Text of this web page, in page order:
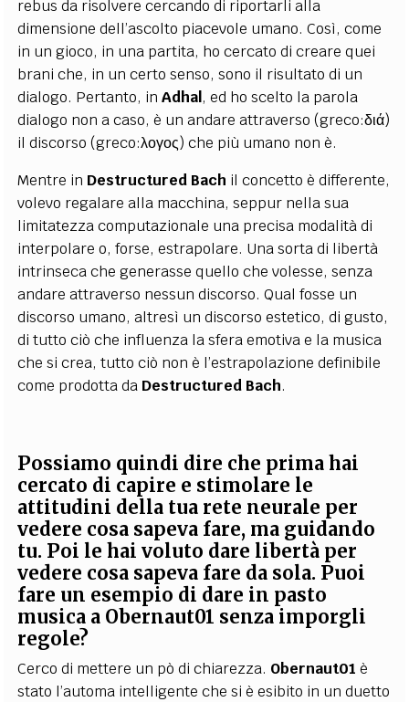
rebus da risolvere cercando di riportarli alla
dimensione dell’ascolto piacevole umano. Così, come
in un gioco, in una partita, ho cercato di creare quei
brani che, in un certo senso, sono il risultato di un
dialogo. Pertanto, inAdhal, ed ho scelto la parola
dialogo non a caso, è un andare attraverso (greco:διά)
il discorso (greco:λογος) che più umano non è.
Mentre in Destructured Bach il concetto è differente,
volevo regalare alla macchina, seppur nella sua
limitatezza computazionale una precisa modalità di
interpolare o, forse, estrapolare. Una sorta di libertà
intrinseca che generasse quello che volesse, senza
andare attraverso nessun discorso. Qual fosse un
discorso umano, altresì un discorso estetico, di gusto,
di tutto ciò che influenza la sfera emotiva e la musica
che si crea, tutto ciò non è l’estrapolazione definibile
come prodotta da Destructured Bach.
Possiamo quindi dire che prima hai
cercato di capire e stimolare le
attitudini della tua rete neurale per
vedere cosa sapeva fare, ma guidando
tu. Poi le hai voluto dare libertà per
vedere cosa sapeva fare da sola. Puoi
fare un esempio di dare in pasto
musica a Obernaut01 senza imporgli
regole?
Cerco di mettere un pò di chiarezza. Obernaut01è
stato l’automa intelligente che si è esibito in un duetto